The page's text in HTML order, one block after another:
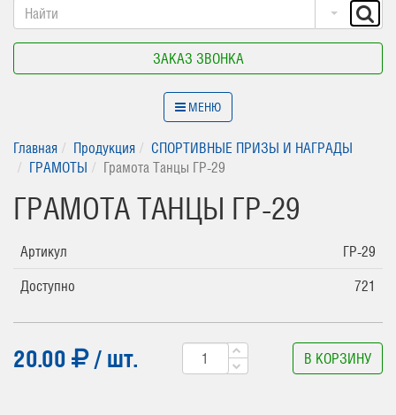
ЗАКАЗ ЗВОНКА
МЕНЮ
Главная Продукция
СПОРТИВНЫЕ ПРИЗЫ И НАГРАДЫ
ГРАМОТЫ
Грамота Танцы ГР-29
ГРАМОТА ТАНЦЫ ГР-29
Артикул
ГР-29
Доступно
721
20.00 / шт. В КОРЗИНУ